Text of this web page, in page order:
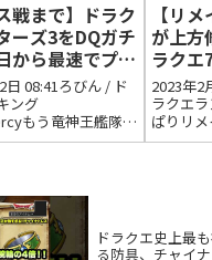
戦まで】ドラク
ーズ3をDQガチ
から最速でプレ
DQM3】
日 08:41ろびん / ド
ング
もう竜神王艦隊作
しいです2023年12
隊とは2...
【リ
が上方
ラクエ
ング
2023年2
ラクエ
ぱりリ
引き継
ドラクエ史上最
る防具、チャイ